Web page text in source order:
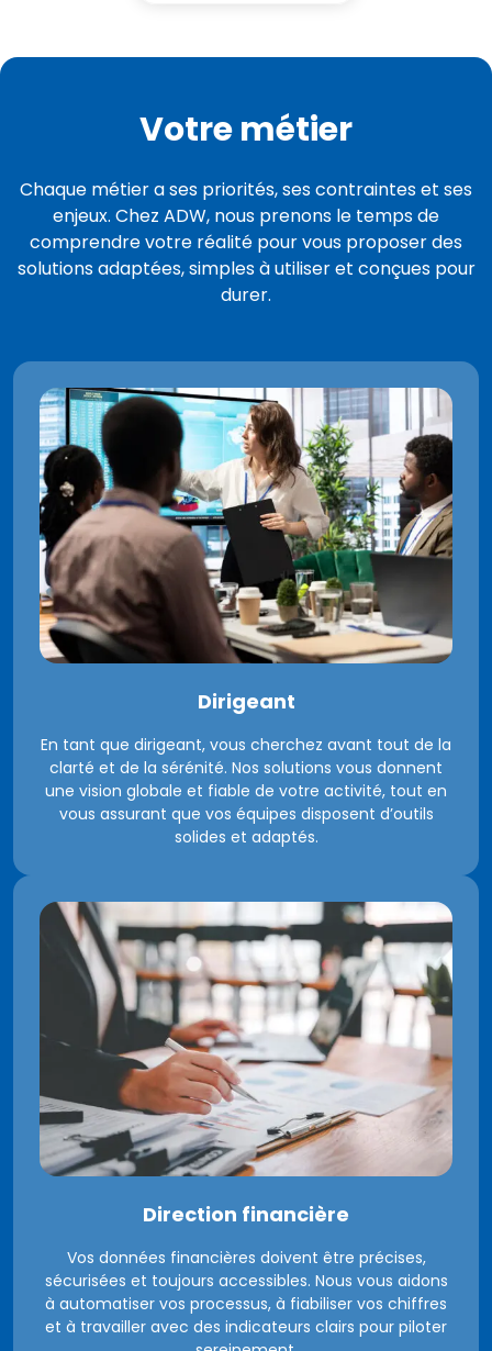
Votre métier
Chaque métier a ses priorités, ses contraintes et ses
enjeux. Chez ADW, nous prenons le temps de
comprendre votre réalité pour vous proposer des
solutions adaptées, simples à utiliser et conçues pour
durer.
Dirigeant
En tant que dirigeant, vous cherchez avant tout de la
clarté et de la sérénité. Nos solutions vous donnent
une vision globale et fiable de votre activité, tout en
vous assurant que vos équipes disposent d’outils
solides et adaptés.
Direction financière
Vos données financières doivent être précises,
sécurisées et toujours accessibles. Nous vous aidons
à automatiser vos processus, à fiabiliser vos chiffres
et à travailler avec des indicateurs clairs pour piloter